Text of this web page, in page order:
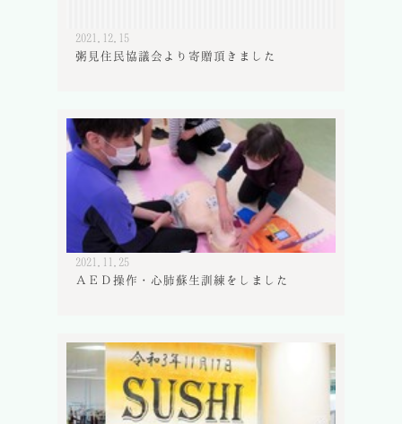
2021.12.15
粥見住民協議会より寄贈頂きました
2021.11.25
ＡＥＤ操作・心肺蘇生訓練をしました